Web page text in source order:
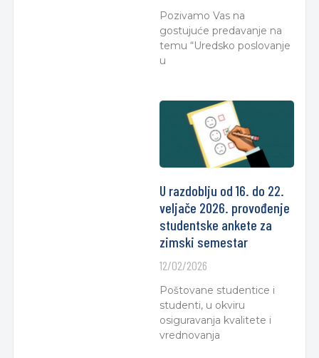
Pozivamo Vas na
gostujuće predavanje na
temu “Uredsko poslovanje
u
U razdoblju od 16. do 22.
veljače 2026. provođenje
studentske ankete za
zimski semestar
12/02/2026
Poštovane studentice i
studenti, u okviru
osiguravanja kvalitete i
vrednovanja